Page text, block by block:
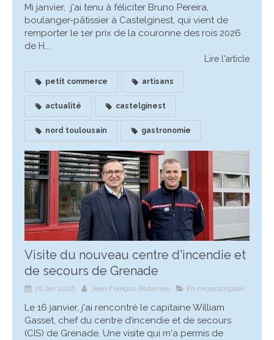
Mi janvier, j'ai tenu à féliciter Bruno Pereira,
boulanger-pâtissier à Castelginest, qui vient de
remporter le 1er prix de la couronne des rois 2026
de H...
Lire l'article
petit commerce artisans
actualité castelginest
nord toulousain gastronomie
Visite du nouveau centre d'incendie et
de secours de Grenade
16 Jan 2026 Jean François Portarrieu En circonscription
Le 16 janvier, j'ai rencontré le capitaine William
Gasset, chef du centre d’incendie et de secours
(CIS) de Grenade. Une visite qui m'a permis de